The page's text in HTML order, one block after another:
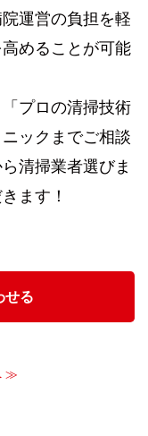
運営の負担を軽
めることが可能
プロの清掃技術
ックまでご相談
清掃業者選びま
ます！
せる
≫